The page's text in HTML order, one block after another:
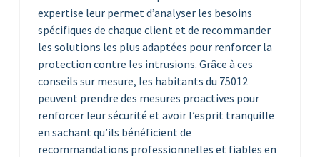
expertise leur permet d’analyser les besoins
spécifiques de chaque client et de recommander
les solutions les plus adaptées pour renforcer la
protection contre les intrusions. Grâce à ces
conseils sur mesure, les habitants du 75012
peuvent prendre des mesures proactives pour
renforcer leur sécurité et avoir l’esprit tranquille
en sachant qu’ils bénéficient de
recommandations professionnelles et fiables en